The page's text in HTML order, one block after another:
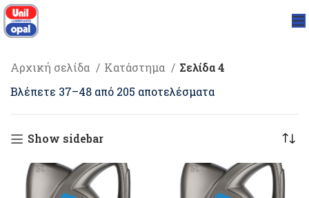
Αρχική σελίδα Κατάστημα
Σελίδα 4
Βλέπετε 37–48 από 205 αποτελέσματα
Show sidebar